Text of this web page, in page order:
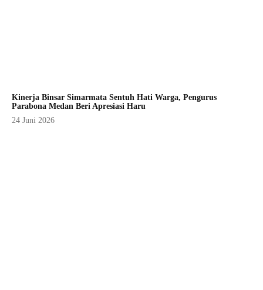
Kinerja Binsar Simarmata Sentuh Hati Warga, Pengurus
Parabona Medan Beri Apresiasi Haru
24 Juni 2026